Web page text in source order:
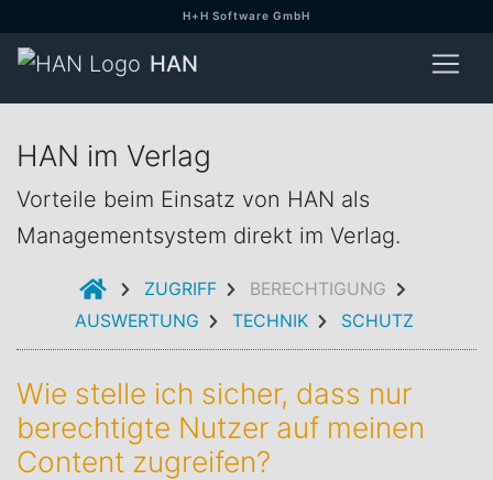
H+H Software GmbH
HAN
HAN im Verlag
Vorteile beim Einsatz von HAN als
Managementsystem direkt im Verlag.
EINFÜHRUNG
ZUGRIFF
BERECHTIGUNG
AUSWERTUNG
TECHNIK SCHUTZ
Wie stelle ich sicher, dass nur
berechtigte Nutzer auf meinen
Content zugreifen?